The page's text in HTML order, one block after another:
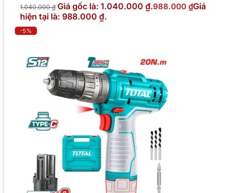
1.040.000₫ Giá gốc là: 1.040.000 ₫.988.000 ₫Giá
hiện tại là: 988.000 ₫.
-5%